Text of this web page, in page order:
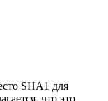
SHA1 для
что это